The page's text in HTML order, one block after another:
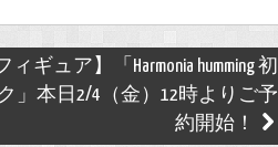
ィギュア】「Harmonia humming 初
」本日2/4（金）12時よりご予
約開始！